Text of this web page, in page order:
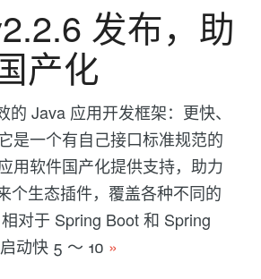
发布，助
产化
的 Java 应用开发框架：更快、
是一个有自己接口标准规范的
用软件国产化提供支持，助力
个生态插件，覆盖各种不同的
对于 Spring Boot 和 Spring
动快 5 ～ 10 »